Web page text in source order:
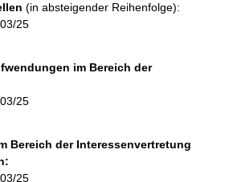
(in absteigender Reihenfolge):
25
im Bereich der
25
Bereich der Interessenvertretung
25